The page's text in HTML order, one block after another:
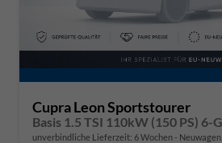
Cupra Leon Sportstourer
unverbindliche Lieferzeit: 6 Wochen Neuwagen